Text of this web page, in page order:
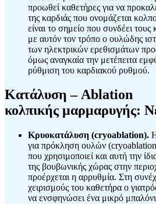
προωθεί καθετήρες για να
της καρδιάς που ονομάζεται
είναι το σημείο που συνδέει τους
με αυτόν τον τρόπο ο ουλώδης
των ηλεκτρικών ερεθισμάτων
όμως αναγκαία την μετέπειτα
ρύθμιση του καρδιακού ρυθμού.
Κατάλυση – Ablation
κολπικής μαρμαρυγής:
Κρυοκατάλυση (cryoablation).
για πρόκληση ουλών (cryoablation)
που χρησιμοποιεί και αυτή την
της βουβωνικής χώρας στην
προέρχεται η αρρυθμία. Στη
χειρισμούς του καθετήρα ο
να ενσφηνώσει ένα μικρό